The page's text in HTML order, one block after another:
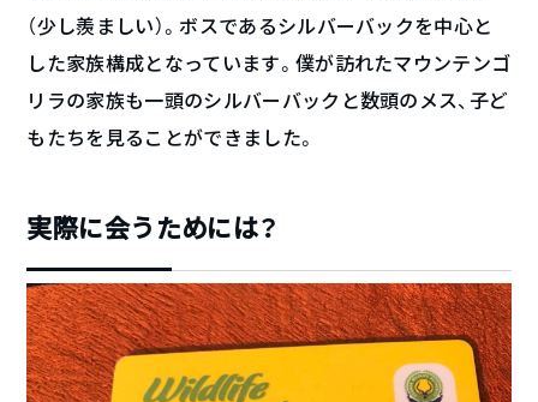
（少し羨ましい）。ボスであるシルバーバックを中心と
した家族構成となっています。僕が訪れたマウンテンゴ
リラの家族も一頭のシルバーバックと数頭のメス、子ど
もたちを見ることができました。
実際に会うためには？